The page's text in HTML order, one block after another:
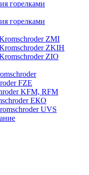
горелками
горелками
ZМI
ZKIH
ZIO
FZE
KFM, RFM
ЕКО
UVS